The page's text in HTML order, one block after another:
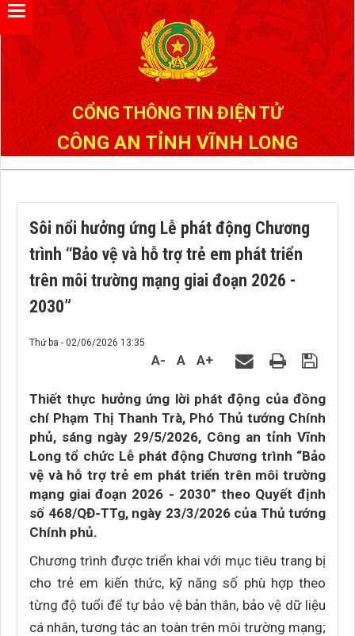
CỔNG THÔNG TIN ĐIỆN TỬ
CÔNG AN TỈNH VĨNH LONG
Sôi nổi hưởng ứng Lễ phát động Chương
trình “Bảo vệ và hỗ trợ trẻ em phát triển
trên môi trường mạng giai đoạn 2026 -
2030”
Thứ ba - 02/06/2026 13:35
A- A A+
Thiết thực hưởng ứng lời phát động của đồng
chí Phạm Thị Thanh Trà, Phó Thủ tướng Chính
phủ, sáng ngày 29/5/2026, Công an tỉnh Vĩnh
Long tổ chức Lễ phát động Chương trình “Bảo
vệ và hỗ trợ trẻ em phát triển trên môi trường
mạng giai đoạn 2026 - 2030” theo Quyết định
số 468/QĐ-TTg, ngày 23/3/2026 của Thủ tướng
Chính phủ.
Chương trình được triển khai với mục tiêu trang bị
cho trẻ em kiến thức, kỹ năng số phù hợp theo
từng độ tuổi để tự bảo vệ bản thân, bảo vệ dữ liệu
cá nhân, tương tác an toàn trên môi trường mạng;